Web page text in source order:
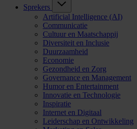
Sprekers
Artificial Intelligence (AI)
Communicatie
Cultuur en Maatschappij
Diversiteit en Inclusie
Duurzaamheid
Economie
Gezondheid en Zorg
Governance en Management
Humor en Entertainment
Innovatie en Technologie
Inspiratie
Internet en Digitaal
Leiderschap en Ontwikkeling